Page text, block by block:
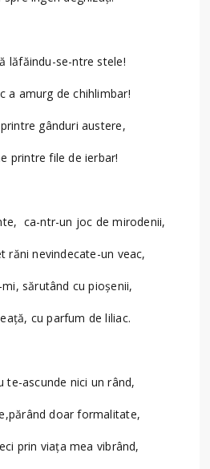
lăfăindu-se-ntre stele!
a amurg de chihlimbar!
gânduri austere,
printre file de ierbar!
ca-ntr-un joc de mirodenii,
răni nevindecate-un veac,
sărutând cu pioşenii,
cu parfum de liliac.
te-ascunde nici un rând,
doar formalitate,
prin viaţa mea vibrând,